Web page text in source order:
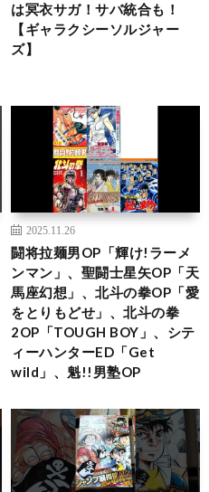
は冥衣サガ！サバ統合も！
【ギャラクシーソルジャー
ズ】
2025.11.26
闘将拉麺男OP「輝け!ラーメ
ンマン」、聖闘士星矢OP「天
馬座幻想」、北斗の拳OP「愛
をとりもどせ」、北斗の拳
2OP「TOUGH BOY」、シテ
ィーハンターED「Get
wild」、魁!!男塾OP